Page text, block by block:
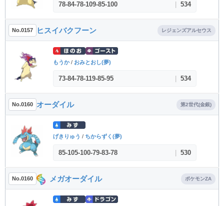
78-84-78-109-85-100 534
No.0157 ヒスイバクフーン レジェンズアルセウス
もうか/ おみとおし(夢)
73-84-78-119-85-95 534
No.0160 オーダイル 第2世代(金銀)
げきりゅう / ちからずく(夢)
85-105-100-79-83-78 530
No.0160 メガオーダイル ポケモンZA